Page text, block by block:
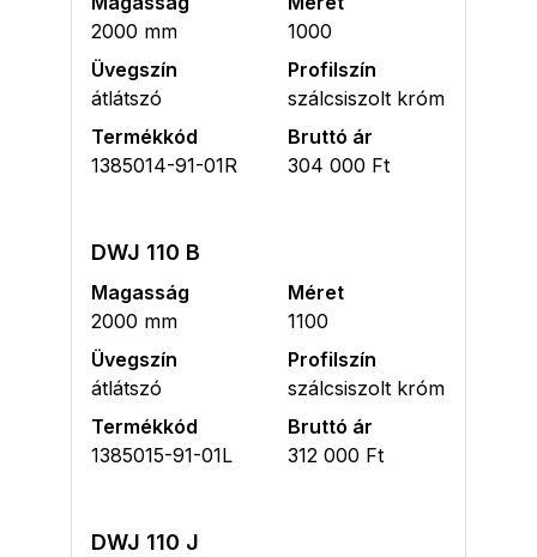
2000 mm
1000
Üvegszín
átlátszó
Profilszín
szálcsiszolt króm
Termékkód
1385014-91-01R
Bruttó ár
304 000 Ft
DWJ 110 B
Magasság
2000 mm
Méret
1100
Üvegszín
átlátszó
Profilszín
szálcsiszolt króm
Termékkód
1385015-91-01L
Bruttó ár
312 000 Ft
DWJ 110 J